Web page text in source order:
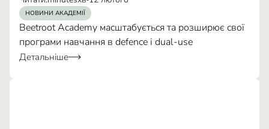
НОВИНИ АКАДЕМІЇ
Beetroot Academy масштабується та розширює свої
програми навчання в defence і dual-use
Детальніше